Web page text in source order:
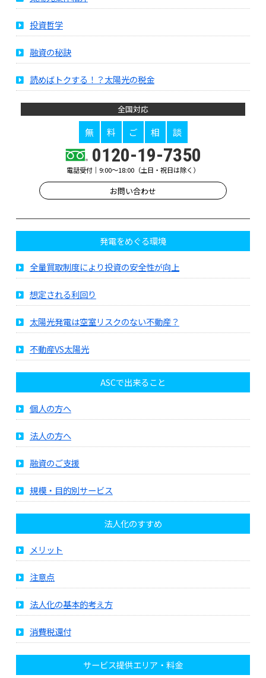
投資哲学
融資の秘訣
読めばトクする！？太陽光の税金
全国対応
無 料 ご 相 談
0120-19-7350
電話受付｜9:00～18:00（土日・祝日は除く）
お問い合わせ
発電をめぐる環境
全量買取制度により投資の安全性が向上
想定される利回り
太陽光発電は空室リスクのない不動産？
不動産VS太陽光
ASCで出来ること
個人の方へ
法人の方へ
融資のご支援
規模・目的別サービス
法人化のすすめ
メリット
注意点
法人化の基本的考え方
消費税還付
サービス提供エリア・料金